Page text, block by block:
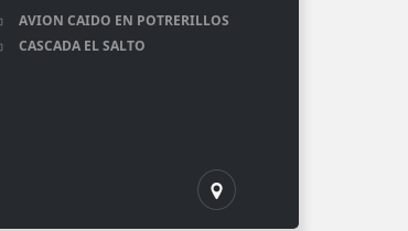
AVION CAIDO EN POTRERILLOS
CASCADA EL SALTO